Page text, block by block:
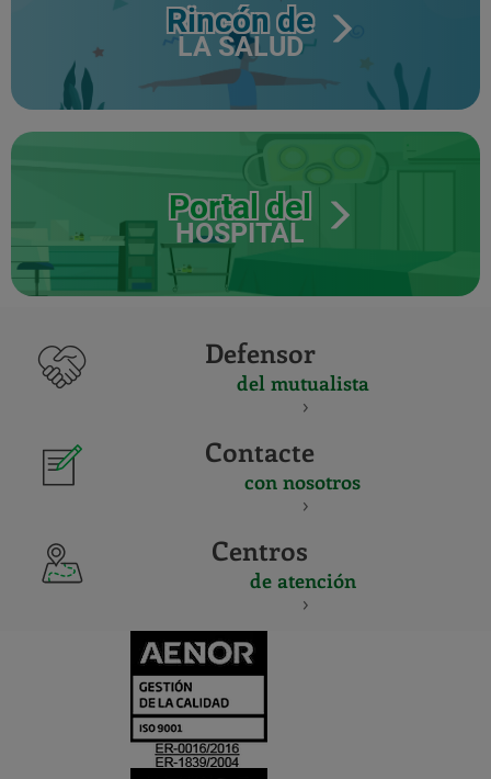
Rincón de
LA SALUD
Portal del
HOSPITAL
Defensor
del mutualista
Contacte
con nosotros
Centros
de atención